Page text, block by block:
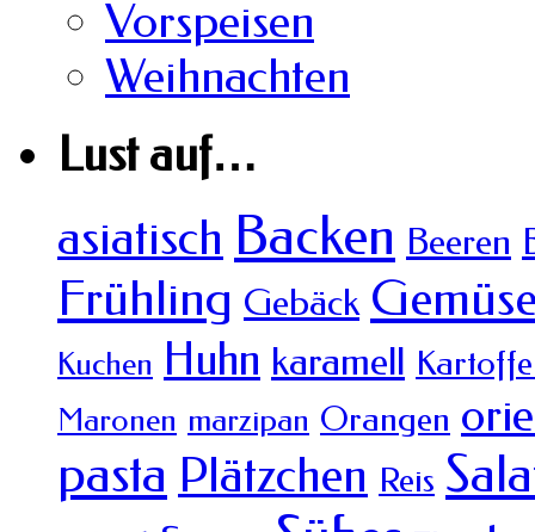
Vorspeisen
Weihnachten
Lust auf…
asiatisch Backen Beeren
Frühling Gebäck
Kuchen Huhn karamell
Maronen marzipan Orangen
pasta Plätzchen Reis